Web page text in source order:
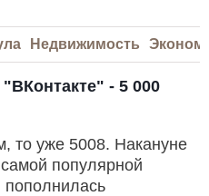
Недвижимость
- 5 000
то уже 5008. Накануне
популярной
пополнилась